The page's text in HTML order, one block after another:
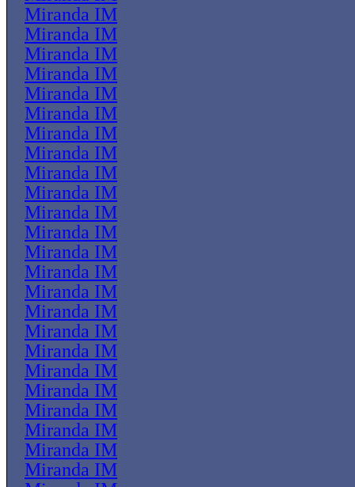
Miranda IM
Miranda IM
Miranda IM
Miranda IM
Miranda IM
Miranda IM
Miranda IM
Miranda IM
Miranda IM
Miranda IM
Miranda IM
Miranda IM
Miranda IM
Miranda IM
Miranda IM
Miranda IM
Miranda IM
Miranda IM
Miranda IM
Miranda IM
Miranda IM
Miranda IM
Miranda IM
Miranda IM